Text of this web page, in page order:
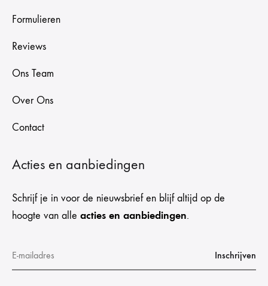
Formulieren
Reviews
Ons Team
Over Ons
Contact
Acties en aanbiedingen
Schrijf je in voor de nieuwsbrief en blijf altijd op de
hoogte van alle acties en aanbiedingen.